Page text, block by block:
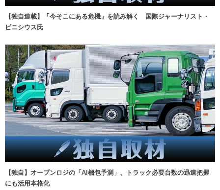
【独自連載】「今そこにある危機」を読み解く 国際ジャーナリスト・
ビニシウス氏
【独自】オープンロジの「AI梱包予測」、トラック必要台数の迅速把握
にも活用本格化